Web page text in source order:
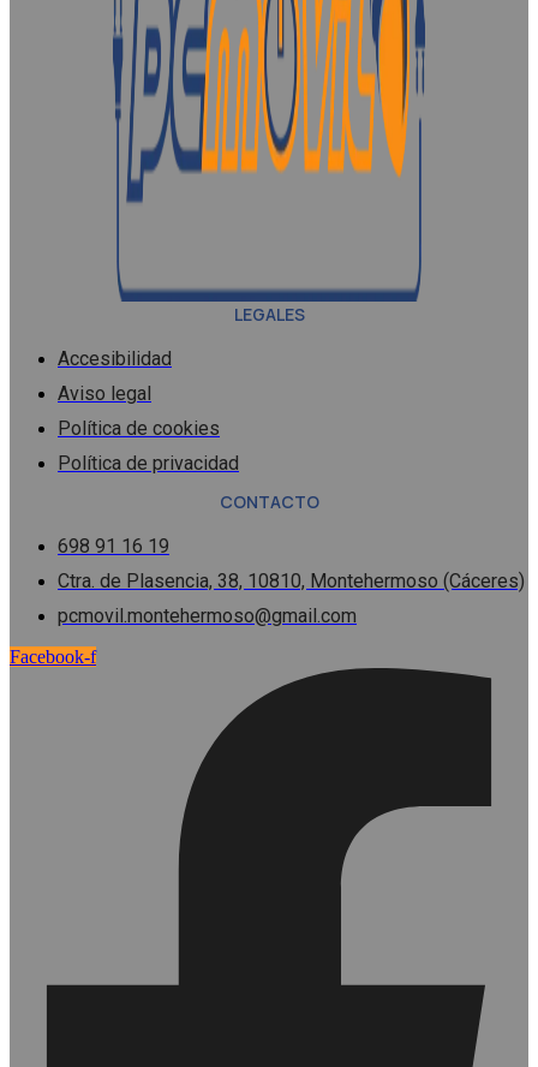
LEGALES
Accesibilidad
Aviso legal
Política de cookies
Política de privacidad
CONTACTO
698 91 16 19
Ctra. de Plasencia, 38, 10810, Montehermoso (Cáceres)
pcmovil.montehermoso@gmail.com
Facebook-f